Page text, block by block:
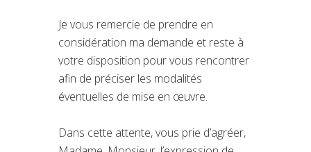
Je vous remercie de prendre en
considération ma demande et reste à
votre disposition pour vous rencontrer
afin de préciser les modalités
éventuelles de mise en œuvre.
Dans cette attente, vous prie d’agréer,